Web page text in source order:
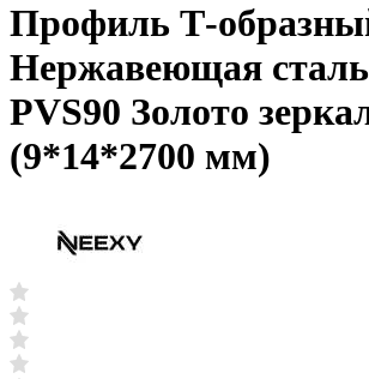
Профиль Т-
Нержавеющая
PVS90 Золото
(9*14*2700 мм)